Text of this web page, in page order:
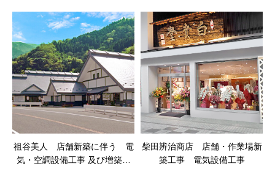
祖谷美人 店舗新築に伴う 電
気・空調設備工事 及び増築工
柴田辨治商店 店舗・作業場新
築工事 電気設備工事